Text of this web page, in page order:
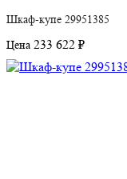
Шкаф-купе 29951385
Цена 233 622 ₽